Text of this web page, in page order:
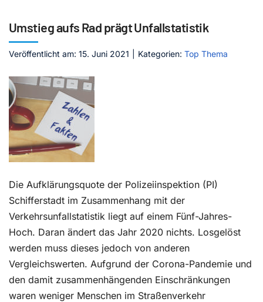
Mediathek
Kontakt
Umstieg aufs Rad prägt Unfallstatistik
Veröffentlicht am: 15. Juni 2021 Kategorien: Top Thema
Die Aufklärungsquote der Polizeiinspektion (PI)
Schifferstadt im Zusammenhang mit der
Verkehrsunfallstatistik liegt auf einem Fünf-Jahres-
Hoch. Daran ändert das Jahr 2020 nichts. Losgelöst
werden muss dieses jedoch von anderen
Vergleichswerten. Aufgrund der Corona-Pandemie und
den damit zusammenhängenden Einschränkungen
waren weniger Menschen im Straßenverkehr